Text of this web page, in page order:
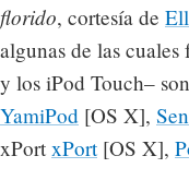
florido, cortesía de
algunas de las
y los iPod Touch–
YamiPod [OS X],
xPort xPort[OS X],